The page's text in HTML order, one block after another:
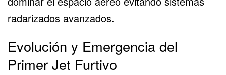
radarizados avanzados.
Evolución y Emergencia del
Primer Jet Furtivo